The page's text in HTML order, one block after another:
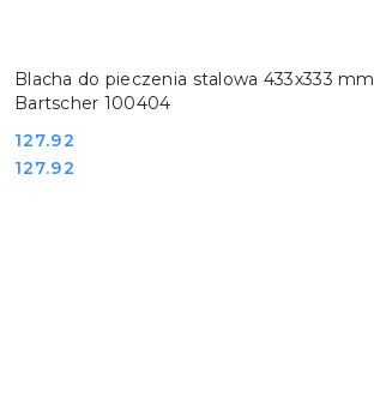
Blacha do pieczenia stalowa 433x333 mm kuchenne
Bartscher 100404
Cena:
127.92
Cena:
127.92